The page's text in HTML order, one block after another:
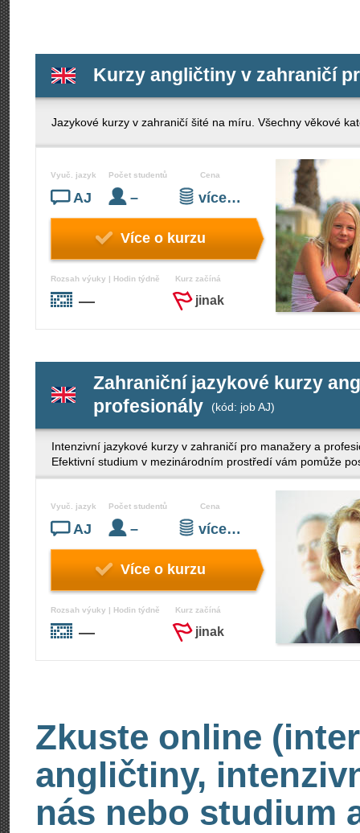
Kurzy angličtiny v zahraničí
Jazykové kurzy v zahraničí šité na míru. Všechny věkové
Vyuč. jazyk
AJ
Počet studentů
–
Cena
více…
Více o kurzu
Rozsah výuky | Hodin týdně
—
Kurz začíná
jinak
Zahraniční jazykové kurzy
profesionály
(kód: job AJ)
Intenzivní jazykové kurzy v zahraničí pro manažery a
Efektivní studium v mezinárodním prostředí vám pomůže
Vyuč. jazyk
AJ
Počet studentů
–
Cena
více…
Více o kurzu
Rozsah výuky | Hodin týdně
—
Kurz začíná
jinak
Zkuste online
angličtiny,
nás nebo studium